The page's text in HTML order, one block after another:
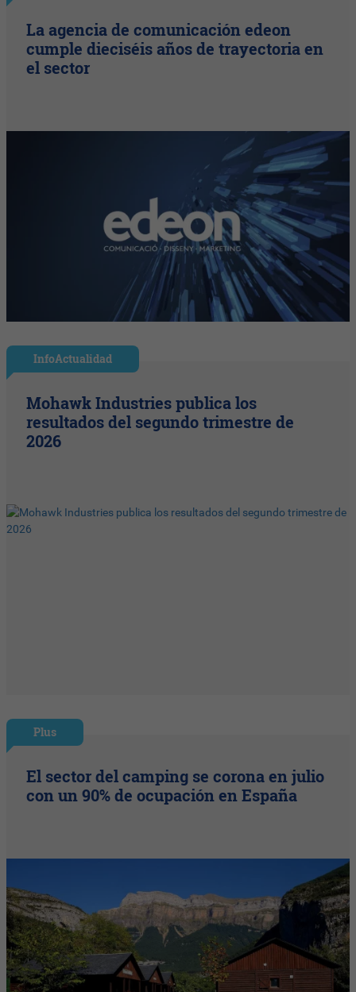
La agencia de comunicación edeon
cumple dieciséis años de trayectoria en
el sector
InfoActualidad
Mohawk Industries publica los
resultados del segundo trimestre de
2026
Plus
El sector del camping se corona en julio
con un 90% de ocupación en España